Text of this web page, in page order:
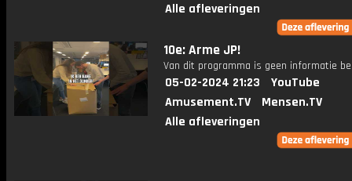
Alle afleveringen
10e: Arme JP!
Van dit programma is geen informatie
05-02-2024 21:23
YouTube
Amusement.TV
Mensen.TV
Alle afleveringen